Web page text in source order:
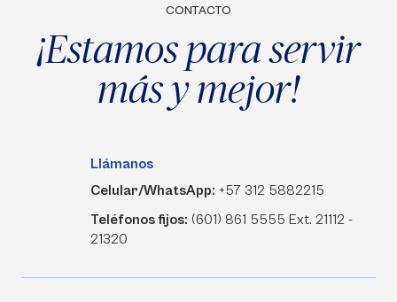
CONTACTO
¡Estamos para servir
más y mejor!
Llámanos
Celular/WhatsApp: +57 312 5882215
Teléfonos fijos: (601) 861 5555 Ext. 21112 -
21320